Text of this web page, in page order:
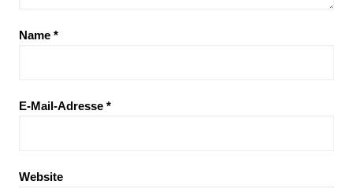
Name *
E-Mail-Adresse *
Website